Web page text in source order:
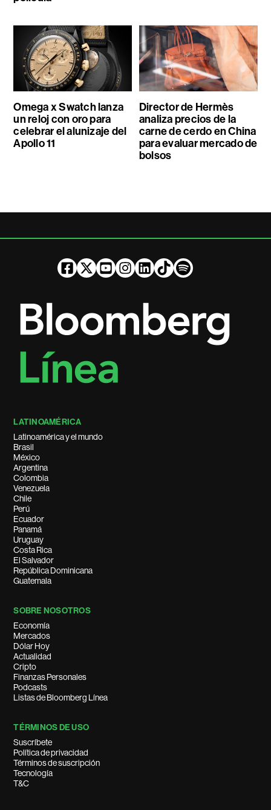
Omega x Swatch lanza
un reloj con oro para
celebrar el alunizaje del
Apollo 11
Director de Hermès
analiza precios de la
carne de cerdo en China
para evaluar mercado de
bolsos
LATINOAMÉRICA
Latinoamérica y el mundo
Brasil
México
Argentina
Colombia
Venezuela
Chile
Perú
Ecuador
Panamá
Uruguay
Costa Rica
El Salvador
República Dominicana
Guatemala
SOBRE NOSOTROS
Economía
Mercados
Dólar Hoy
Actualidad
Cripto
Finanzas Personales
Podcasts
Listas de Bloomberg Línea
TÉRMINOS DE USO
Suscríbete
Política de privacidad
Términos de suscripción
Tecnología
T&C